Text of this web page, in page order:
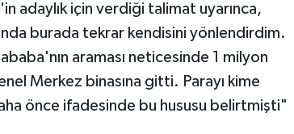
adaylık için verdiği talimat uyarınca,
burada tekrar kendisini yönlendirdim.
araması neticesinde 1 milyon
Merkez binasına gitti. Parayı kime
önce ifadesinde bu hususu belirtmişti"